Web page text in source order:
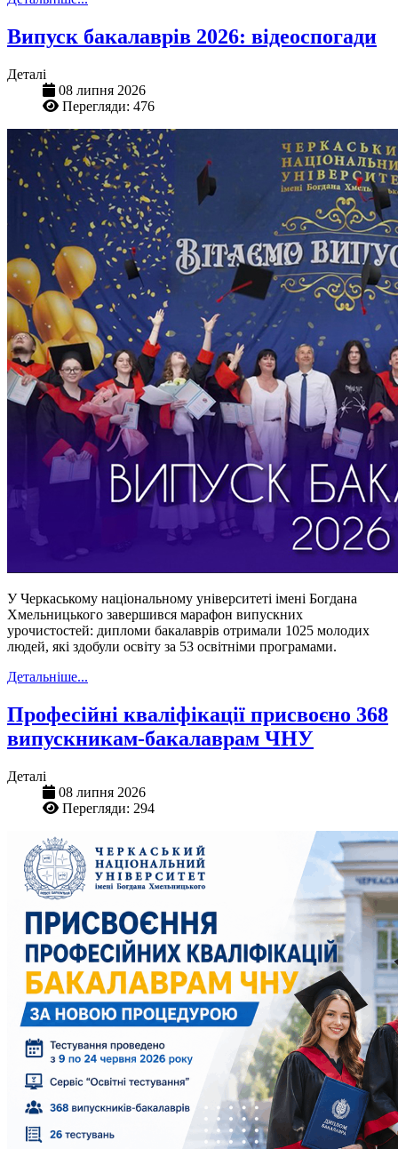
Випуск бакалаврів 2026: відеоспогади
Деталі
08 липня 2026
Перегляди: 476
У Черкаському національному університеті імені Богдана
Хмельницького завершився марафон випускних
урочистостей: дипломи бакалаврів отримали 1025 молодих
людей, які здобули освіту за 53 освітніми програмами.
Детальніше...
Професійні кваліфікації присвоєно 368
випускникам-бакалаврам ЧНУ
Деталі
08 липня 2026
Перегляди: 294